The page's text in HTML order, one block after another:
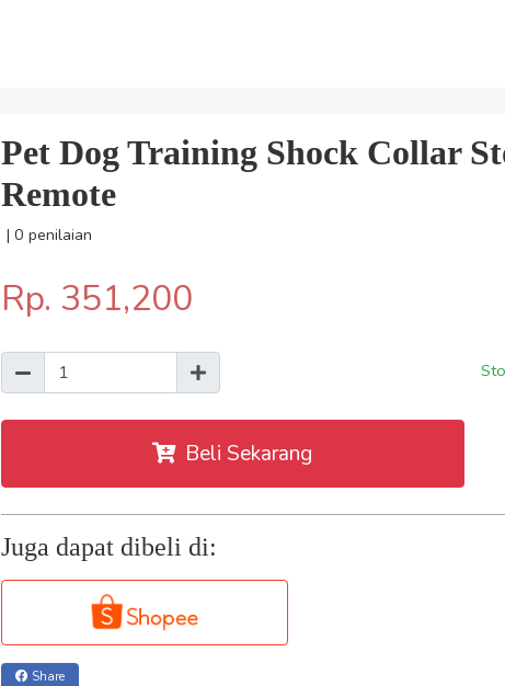
Pet Dog Training Shock Collar
Remote
| 0 penilaian
Rp. 351,200
Beli Sekarang
Juga dapat dibeli di:
Share